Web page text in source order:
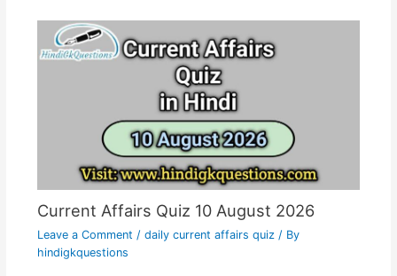
Current Affairs Quiz 10 August 2026
Leave a Comment / daily current affairs quiz / By
hindigkquestions